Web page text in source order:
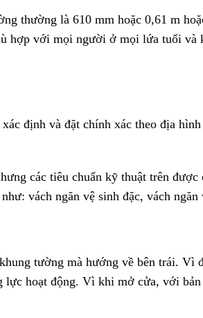
thường là 610 mm hoặc 0,61 m
hợp với mọi người ở mọi lứa tuổi và
định và đặt chính xác theo địa
các tiêu chuẩn kỹ thuật trên được
vách ngăn vệ sinh đặc, vách
tường mà hướng về bên trái. Vì
lực hoạt động. Vì khi mở cửa, với